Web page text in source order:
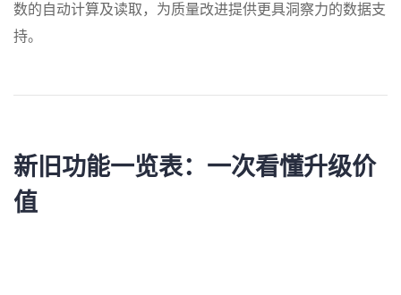
数的自动计算及读取，为质量改进提供更具洞察力的数据支
持。
新旧功能一览表： 一次看懂升级价
值